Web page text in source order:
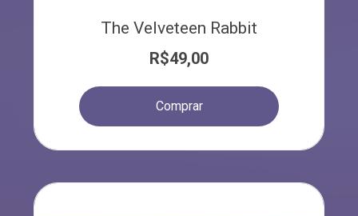
The Velveteen Rabbit
R$49,00
Comprar